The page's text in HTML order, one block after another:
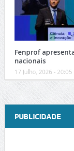
Fenprof
nacionais
17 Julho, 2026 - 20:05
PUBLICIDADE